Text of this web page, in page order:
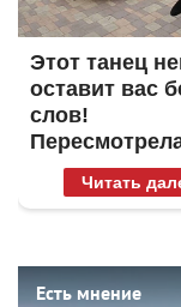
Этот танец
оставит вас
слов!
раз
Читать
Есть мнение